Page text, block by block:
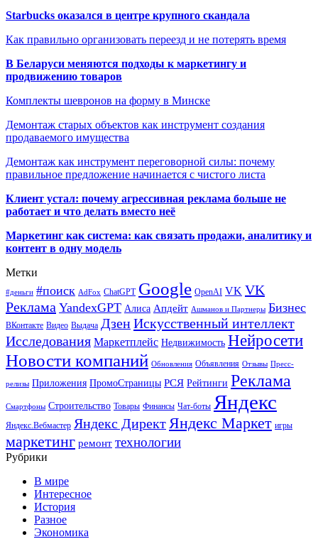
Starbucks оказался в центре крупного скандала
Как правильно организовать переезд и не потерять время
В Беларуси меняются подходы к маркетингу и
продвижению товаров
Комплекты шевронов на форму в Минске
Демонтаж старых объектов как инструмент создания
продаваемого имущества
Демонтаж как инструмент переговорной силы: почему
правильное предложение начинается с чистого листа
Клиент устал: почему агрессивная реклама больше не
работает и что делать вместо неё
Маркетинг как система: как связать продажи, аналитику и
контент в одну модель
Метки
#деньги #поиск AdFox ChatGPT Google OpenAI VK VK
Реклама YandexGPT Алиса Апдейт Ашманов и Партнеры Бизнес
ВКонтакте Видео Выдача ДзенИскусственный интеллект
Исследования Маркетплейс Недвижимость Нейросети
Новости компаний Обновления Объявления Отзывы Пресс-
релизы Приложения ПромоСтраницы РСЯ Рейтинги Реклама
Смартфоны Строительство Товары Финансы Чат-боты Яндекс
Яндекс.Вебмастер Яндекс Директ Яндекс Маркет игры
маркетинг ремонт технологии
Рубрики
В мире
Интересное
История
Разное
Экономика